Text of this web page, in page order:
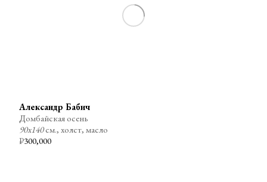
₽300,000
Александр Бабич
Домбайская осень
90х140см., холст, масло